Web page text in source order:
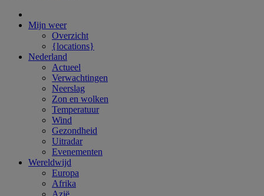
Mijn weer
Overzicht
{locations}
Nederland
Actueel
Verwachtingen
Neerslag
Zon en wolken
Temperatuur
Wind
Gezondheid
Uitradar
Evenementen
Wereldwijd
Europa
Afrika
Azië